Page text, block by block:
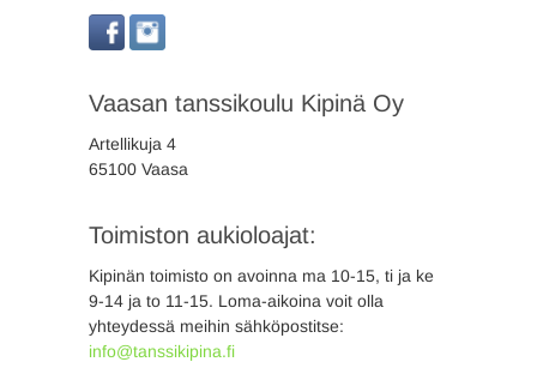
Vaasan tanssikoulu Kipinä Oy
Artellikuja 4
65100 Vaasa
Toimiston aukioloajat:
Kipinän toimisto on avoinna ma 10-15, ti ja ke
9-14 ja to 11-15. Loma-aikoina voit olla
yhteydessä meihin sähköpostitse:
info@tanssikipina.fi